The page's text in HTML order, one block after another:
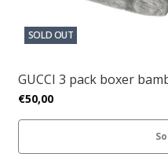
SOLD OUT
GUCCI 3 pack boxer
€50,00